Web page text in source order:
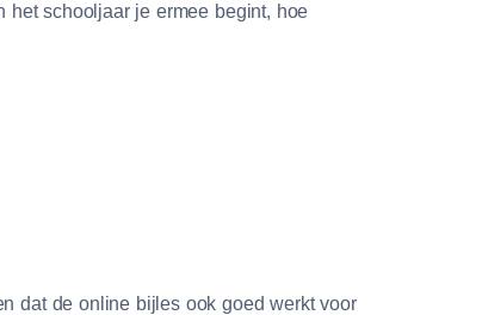
het schooljaar je ermee begint, hoe
dat de online bijles ook goed werkt voor